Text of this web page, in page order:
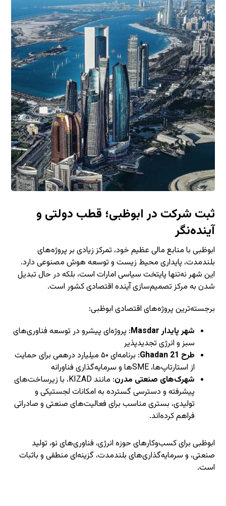
ثبت شرکت در ابوظبی؛ قطب دولتی و
آینده‌نگر
ابوظبی با منابع مالی عظیم خود، تمرکز زیادی بر پروژه‌های
بلندمدت، پایداری محیط زیست و توسعه هوش مصنوعی دارد.
این شهر نه‌تنها پایتخت سیاسی امارات است، بلکه در حال تبدیل
شدن به مرکز تصمیم‌سازی آینده اقتصادی کشور است.
برجسته‌ترین پروژه‌های اقتصادی ابوظبی:
شهر پایدار Masdar
: پروژه‌ای پیشرو در توسعه فناوری‌های
سبز و انرژی تجدیدپذیر
طرح Ghadan 21
: برنامه‌ای ۵۰ میلیارد درهمی برای حمایت
از استارتاپ‌ها، SMEها و سرمایه‌گذاری فناورانه
شهرک‌های صنعتی مدرن
: مانند KIZAD، با زیرساخت‌های
پیشرفته و دسترسی گسترده به امکانات لجستیکی و
تولیدی، بستری مناسب برای فعالیت‌های صنعتی و صادراتی
فراهم کرده‌اند.
ابوظبی برای کسب‌وکارهای حوزه انرژی، فناوری‌های نو، تولید
صنعتی، و سرمایه‌گذاری‌های بلندمدت، گزینه‌ای منطقی و باثبات
است.